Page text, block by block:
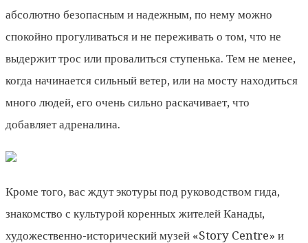
абсолютно безопасным и надежным, по нему можно
спокойно прогуливаться и не переживать о том, что не
выдержит трос или провалиться ступенька. Тем не менее,
когда начинается сильный ветер, или на мосту находиться
много людей, его очень сильно раскачивает, что
добавляет адреналина.
Кроме того, вас ждут экотуры под руководством гида,
знакомство с культурой коренных жителей Канады,
художественно-исторический музей «Story Centre» и